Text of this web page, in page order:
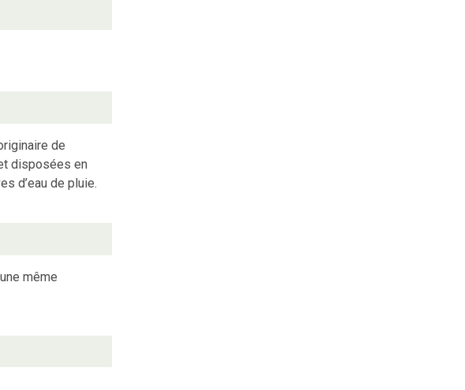
de
disposées en
d’eau de pluie.
même